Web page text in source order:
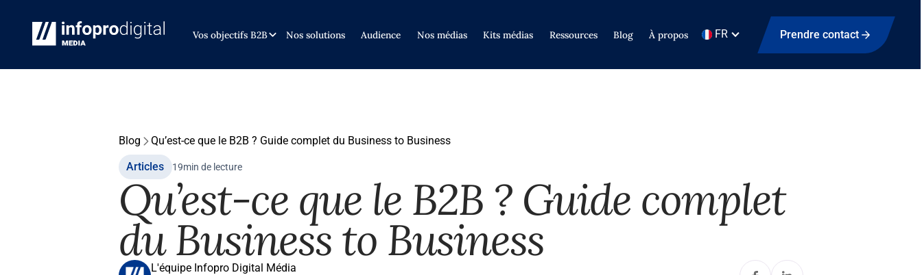
Vos objectifs B2B Nos solutions Audience Nos médias Kits médias Ressources Blog À propos FR Prendre contact
Blog Qu’est-ce que le B2B ? Guide complet du Business to Business
Articles 19min de lecture
Qu’est-ce que le B2B ? Guide complet
du Business to Business
L'équipe Infopro Digital Média